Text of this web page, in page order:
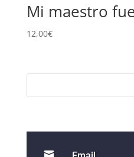
Mi maestro
12,00€
